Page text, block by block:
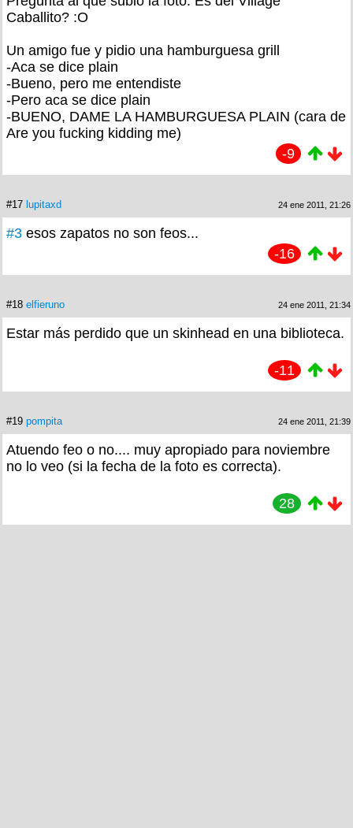
Caballito? :O
Un amigo fue y pidio una hamburguesa grill
-Aca se dice plain
-Bueno, pero me entendiste
-Pero aca se dice plain
-BUENO, DAME LA HAMBURGUESA PLAIN (cara de
Are you fucking kidding me)
-9
#17 lupitaxd 24 ene 2011, 21:26
#3 esos zapatos no son feos...
-16
#18 elfieruno 24 ene 2011, 21:34
Estar más perdido que un skinhead en una biblioteca.
-11
#19 pompita 24 ene 2011, 21:39
Atuendo feo o no.... muy apropiado para noviembre
no lo veo (si la fecha de la foto es correcta).
28